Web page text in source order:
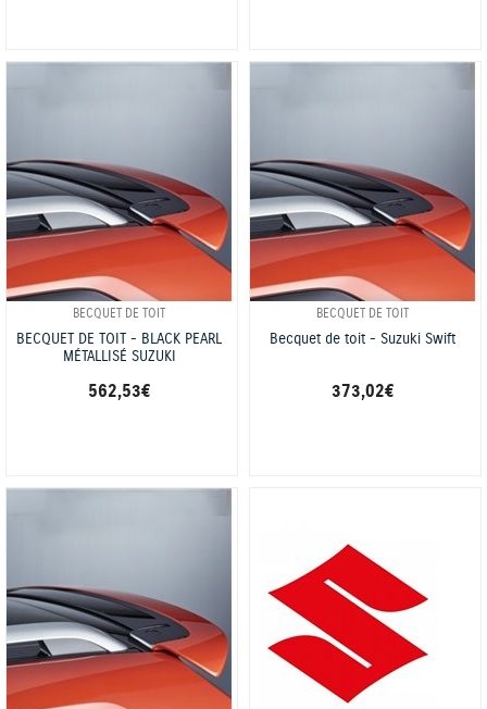
BECQUET DE TOIT
BECQUET DE TOIT - BLACK PEARL
MÉTALLISÉ SUZUKI
562,53 €
BECQUET DE TOIT
Becquet de toit - Suzuki Swift
373,02 €